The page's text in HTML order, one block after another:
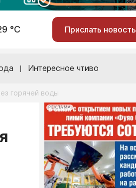
°С Прислать новость
Интересное чтиво
горячей воды
РЕКЛАМА